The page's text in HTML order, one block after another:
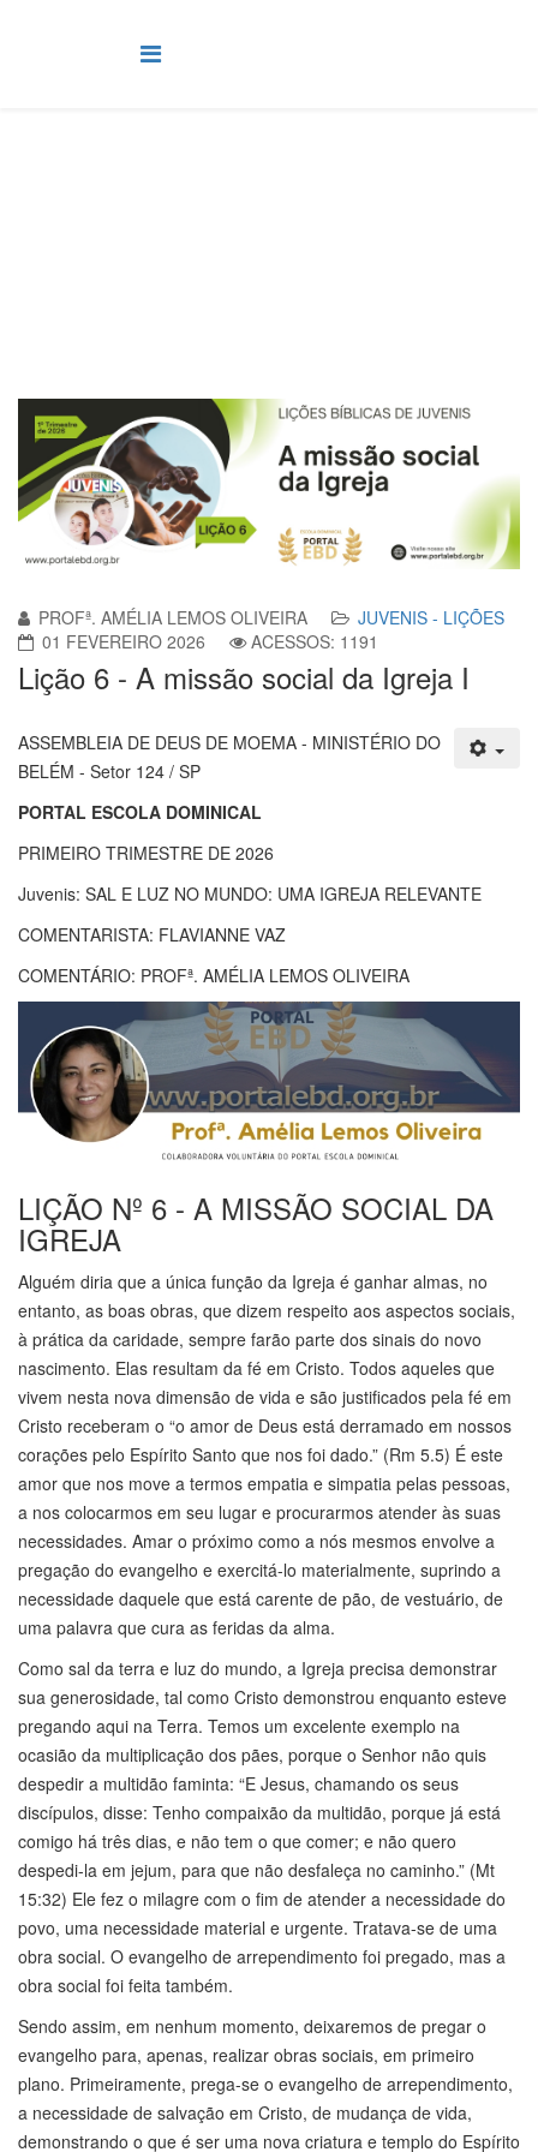
PROFª. AMÉLIA LEMOS OLIVEIRA
JUVENIS - LIÇÕES
01 FEVEREIRO 2026
ACESSOS: 1191
Lição 6 - A missão social da Igreja I
ASSEMBLEIA DE DEUS DE MOEMA - MINISTÉRIO DO
BELÉM - Setor 124 / SP
PORTAL ESCOLA DOMINICAL
PRIMEIRO TRIMESTRE DE 2026
Juvenis: SAL E LUZ NO MUNDO: UMA IGREJA RELEVANTE
COMENTARISTA: FLAVIANNE VAZ
COMENTÁRIO: PROFª. AMÉLIA LEMOS OLIVEIRA
LIÇÃO Nº 6 - A MISSÃO SOCIAL DA
IGREJA
Alguém diria que a única função da Igreja é ganhar almas, no
entanto, as boas obras, que dizem respeito aos aspectos sociais,
à prática da caridade, sempre farão parte dos sinais do novo
nascimento. Elas resultam da fé em Cristo. Todos aqueles que
vivem nesta nova dimensão de vida e são justificados pela fé em
Cristo receberam o “o amor de Deus está derramado em nossos
corações pelo Espírito Santo que nos foi dado.” (Rm 5.5) É este
amor que nos move a termos empatia e simpatia pelas pessoas,
a nos colocarmos em seu lugar e procurarmos atender às suas
necessidades. Amar o próximo como a nós mesmos envolve a
pregação do evangelho e exercitá-lo materialmente, suprindo a
necessidade daquele que está carente de pão, de vestuário, de
uma palavra que cura as feridas da alma.
Como sal da terra e luz do mundo, a Igreja precisa demonstrar
sua generosidade, tal como Cristo demonstrou enquanto esteve
pregando aqui na Terra. Temos um excelente exemplo na
ocasião da multiplicação dos pães, porque o Senhor não quis
despedir a multidão faminta: “E Jesus, chamando os seus
discípulos, disse: Tenho compaixão da multidão, porque já está
comigo há três dias, e não tem o que comer; e não quero
despedi-la em jejum, para que não desfaleça no caminho.” (Mt
15:32) Ele fez o milagre com o fim de atender a necessidade do
povo, uma necessidade material e urgente. Tratava-se de uma
obra social. O evangelho de arrependimento foi pregado, mas a
obra social foi feita também.
Sendo assim, em nenhum momento, deixaremos de pregar o
evangelho para, apenas, realizar obras sociais, em primeiro
plano. Primeiramente, prega-se o evangelho de arrependimento,
a necessidade de salvação em Cristo, de mudança de vida,
demonstrando o que é ser uma nova criatura e templo do Espírito